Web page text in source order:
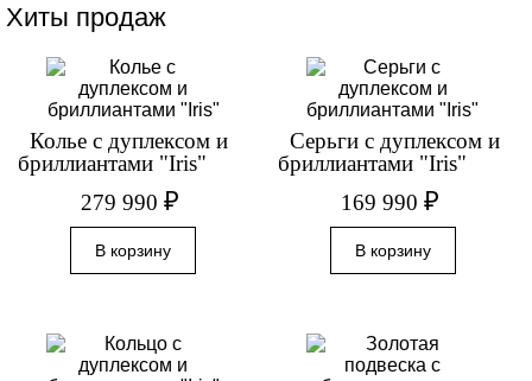
Хиты продаж
Колье с дуплексом и
бриллиантами "Iris"
279 990₽
Серьги с дуплексом и
бриллиантами "Iris"
169 990 ₽